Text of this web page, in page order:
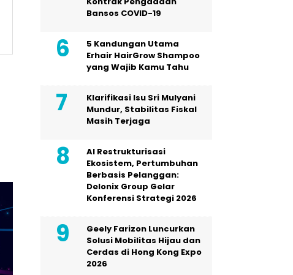
Bansos COVID-19
5 Kandungan Utama
Erhair HairGrow Shampoo
yang Wajib Kamu Tahu
Klarifikasi Isu Sri Mulyani
Mundur, Stabilitas Fiskal
Masih Terjaga
AI Restrukturisasi
Ekosistem, Pertumbuhan
Berbasis Pelanggan:
Delonix Group Gelar
Konferensi Strategi 2026
Geely Farizon Luncurkan
Solusi Mobilitas Hijau dan
Cerdas di Hong Kong Expo
2026